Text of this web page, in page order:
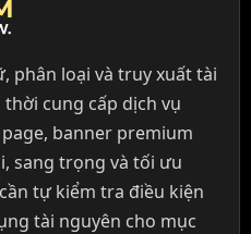
phân loại và truy xuất tài
cung cấp dịch vụ
banner premium
sang trọng và tối ưu
tự kiểm tra điều kiện
tài nguyên cho mục